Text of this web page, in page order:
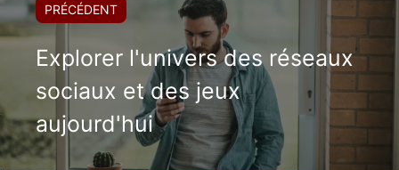
PRÉCÉDENT
Explorer l'univers des réseaux
sociaux et des jeux
aujourd'hui